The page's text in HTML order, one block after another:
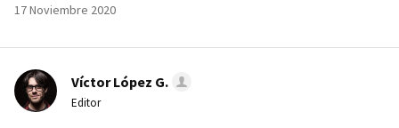
17 Noviembre 2020
Víctor López G.
Editor